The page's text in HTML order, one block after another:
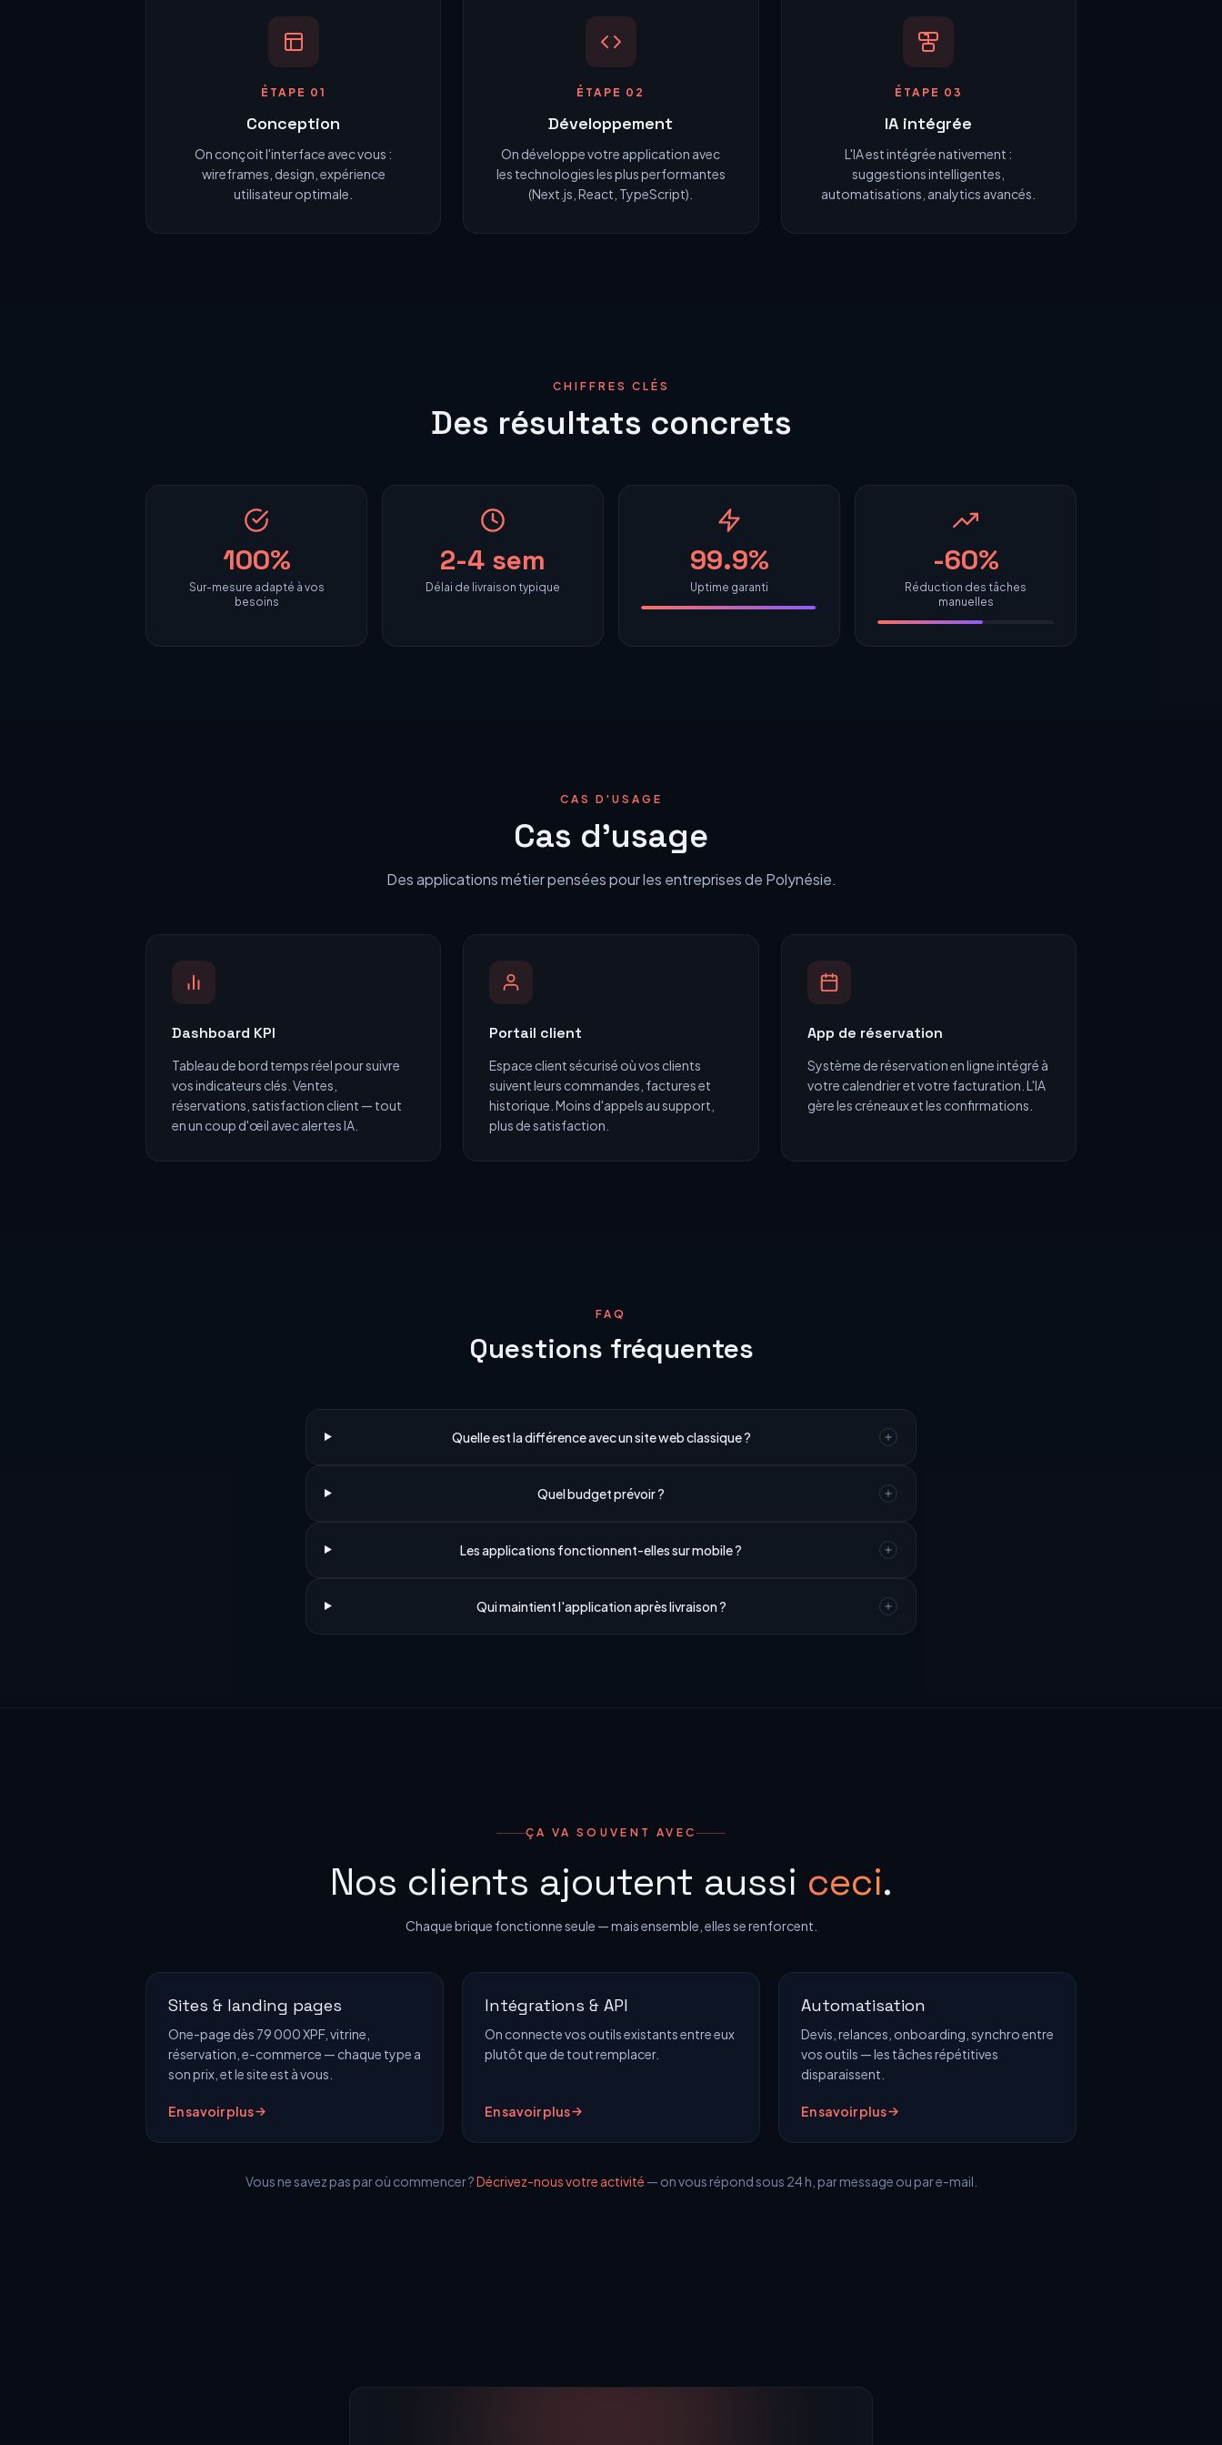
ÉTAPE 01
Conception
On conçoit l'interface avec vous :
wireframes, design, expérience
utilisateur optimale.
ÉTAPE 02
Développement
On développe votre application avec
les technologies les plus performantes
(Next.js, React, TypeScript).
ÉTAPE 03
IA intégrée
L'IA est intégrée nativement :
suggestions intelligentes,
automatisations, analytics avancés.
CHIFFRES CLÉS
Des résultats concrets
100%
Sur-mesure adapté à vos
besoins
2-4 sem
Délai de livraison typique
99.9%
Uptime garanti
-60%
Réduction des tâches
manuelles
CAS D'USAGE
Cas d'usage
Des applications métier pensées pour les entreprises de Polynésie.
Dashboard KPI
Tableau de bord temps réel pour suivre
vos indicateurs clés. Ventes,
réservations, satisfaction client — tout
en un coup d'œil avec alertes IA.
Portail client
Espace client sécurisé où vos clients
suivent leurs commandes, factures et
historique. Moins d'appels au support,
plus de satisfaction.
App de réservation
Système de réservation en ligne intégré à
votre calendrier et votre facturation. L'IA
gère les créneaux et les confirmations.
FAQ
Questions fréquentes
Quelle est la différence avec un site web classique ?
Quel budget prévoir ?
Les applications fonctionnent-elles sur mobile ?
Qui maintient l'application après livraison ?
ÇA VA SOUVENT AVEC
Nos clients ajoutent aussi ceci.
Chaque brique fonctionne seule — mais ensemble, elles se renforcent.
Sites & landing pages
One-page dès 79 000 XPF, vitrine,
réservation, e-commerce — chaque type a
son prix, et le site est à vous.
En savoir plus
Intégrations & API
On connecte vos outils existants entre eux
plutôt que de tout remplacer.
En savoir plus
Automatisation
Devis, relances, onboarding, synchro entre
vos outils — les tâches répétitives
disparaissent.
En savoir plus
Vous ne savez pas par où commencer ?Décrivez-nous votre activité — on vous répond sous 24 h, par message ou par e-mail.